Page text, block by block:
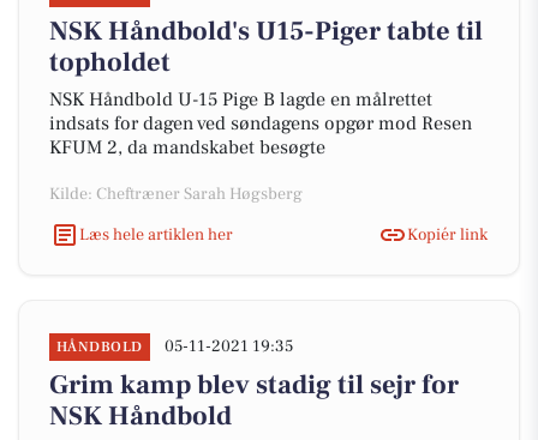
NSK Håndbold's U15-Piger tabte til
topholdet
NSK Håndbold U-15 Pige B lagde en målrettet
indsats for dagen ved søndagens opgør mod Resen
KFUM 2, da mandskabet besøgte
Kilde: Cheftræner Sarah Høgsberg
Læs hele artiklen her
Kopiér link
HÅNDBOLD 05-11-2021 19:35
Grim kamp blev stadig til sejr for
NSK Håndbold